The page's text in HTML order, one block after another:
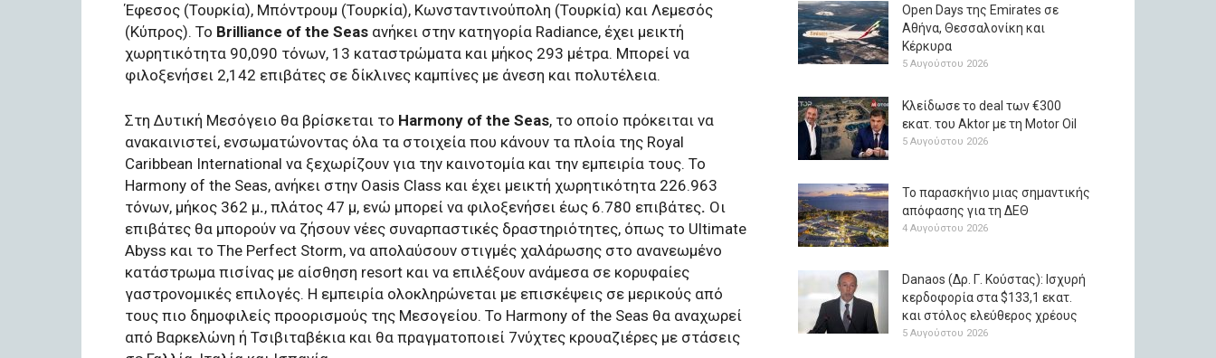
Έφεσος (Τουρκία), Μπόντρουμ (Τουρκία), Κωνσταντινούπολη (Τουρκία) και Λεμεσός
(Κύπρος). Το Brilliance of the Seas ανήκει στην κατηγορία Radiance, έχει μεικτή
χωρητικότητα 90,090 τόνων, 13 καταστρώματα και μήκος 293 μέτρα. Μπορεί να
φιλοξενήσει 2,142 επιβάτες σε δίκλινες καμπίνες με άνεση και πολυτέλεια.
Στη Δυτική Μεσόγειο θα βρίσκεται το Harmony of the Seas, το οποίο πρόκειται να
ανακαινιστεί, ενσωματώνοντας όλα τα στοιχεία που κάνουν τα πλοία της Royal
Caribbean International να ξεχωρίζουν για την καινοτομία και την εμπειρία τους. Το
Harmony of the Seas, ανήκει στην Oasis Class και έχει μεικτή χωρητικότητα 226.963
τόνων, μήκος 362 μ., πλάτος 47 μ, ενώ μπορεί να φιλοξενήσει έως 6.780 επιβάτες. Οι
επιβάτες θα μπορούν να ζήσουν νέες συναρπαστικές δραστηριότητες, όπως το Ultimate
Abyss και το The Perfect Storm, να απολαύσουν στιγμές χαλάρωσης στο ανανεωμένο
κατάστρωμα πισίνας με αίσθηση resort και να επιλέξουν ανάμεσα σε κορυφαίες
γαστρονομικές επιλογές. Η εμπειρία ολοκληρώνεται με επισκέψεις σε μερικούς από
τους πιο δημοφιλείς προορισμούς της Μεσογείου. Το Harmony of the Seas θα αναχωρεί
από Βαρκελώνη ή Τσιβιταβέκια και θα πραγματοποιεί 7νύχτες κρουαζιέρες με στάσεις
Open Days της Emirates σε
Αθήνα, Θεσσαλονίκη και
Κέρκυρα
5 Αυγούστου 2026
Κλείδωσε το deal των €300
εκατ. του Aktor με τη Μotor Oil
5 Αυγούστου 2026
Το παρασκήνιο μιας σημαντικής
απόφασης για τη ΔΕΘ
4 Αυγούστου 2026
Danaos (Δρ. Γ. Κούστας): Ισχυρή
κερδοφορία στα $133,1 εκατ.
και στόλος ελεύθερος χρέους
5 Αυγούστου 2026